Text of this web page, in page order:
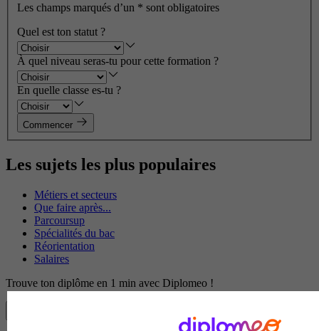
Les champs marqués d’un * sont obligatoires
Quel est ton statut ?
À quel niveau seras-tu pour cette formation ?
En quelle classe es-tu ?
Commencer
Les sujets les plus populaires
Métiers et secteurs
Que faire après...
Parcoursup
Spécialités du bac
Réorientation
Salaires
Trouve ton diplôme en 1 min avec Diplomeo !